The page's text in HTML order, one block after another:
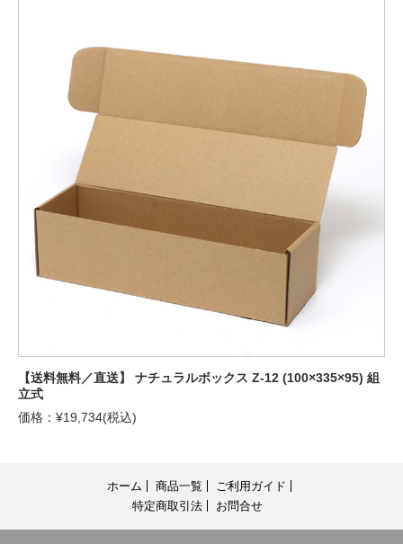
【送料無料／直送】 ナチュラルボックス Z-12 (100×335×95) 組
立式
価格：¥19,734(税込)
ホーム 商品一覧
ご利用ガイド
特定商取引法
お問合せ